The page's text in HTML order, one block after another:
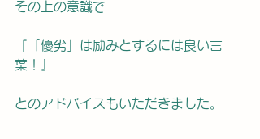
その上の意識で
『「優劣」は励みとするには良い言
葉！』
とのアドバイスもいただきました。